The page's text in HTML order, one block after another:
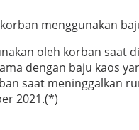
menggunakan
oleh korban saat
dengan baju kaos
saat meninggalkan
2021.(*)